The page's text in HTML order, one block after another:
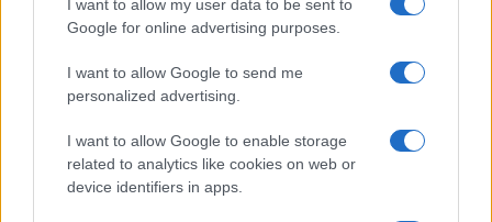
I want to allow my user data to be sent to
Google for online advertising purposes.
I want to allow Google to send me
personalized advertising.
I want to allow Google to enable storage
related to analytics like cookies on web or
device identifiers in apps.
„Nem emberek” – közzétették az
izraeli diplomaták gyilkosának
kiáltványát